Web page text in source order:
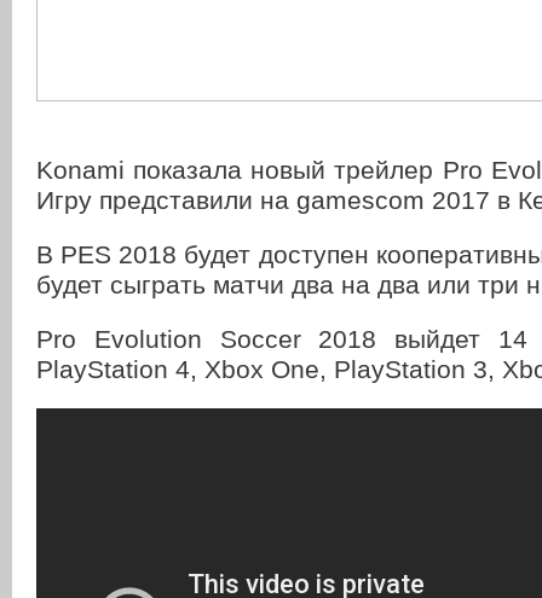
Konami показала новый трейлер Pro
Игру представили на gamescom 2017 в
В PES 2018 будет доступен
будет сыграть матчи два на два или три
Pro Evolution Soccer 2018 выйдет 14
PlayStation 4, Xbox One, PlayStation 3,